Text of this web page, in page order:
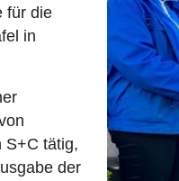
für die
in
S+C tätig,
der